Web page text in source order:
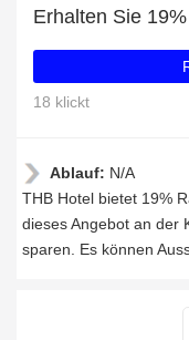
18 klickt
Ablauf: N/A
THB Hotel bietet 19%
dieses Angebot an der
sparen. Es können